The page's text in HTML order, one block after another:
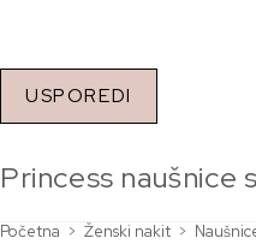
USPOREDI
Princess naušnice
Početna > Ženski nakit >